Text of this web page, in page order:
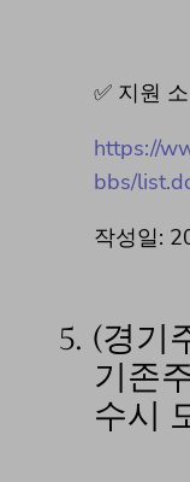
✅ 지원
https://
bbs/
작성일:
5. (경기
기존
수시